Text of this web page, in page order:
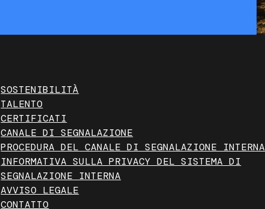
SOSTENIBILITÀ
TALENTO
CERTIFICATI
CANALE DI SEGNALAZIONE
PROCEDURA DEL CANALE DI SEGNALAZIONE INTERNA
INFORMATIVA SULLA PRIVACY DEL SISTEMA DI
SEGNALAZIONE INTERNA
AVVISO LEGALE
CONTATTO